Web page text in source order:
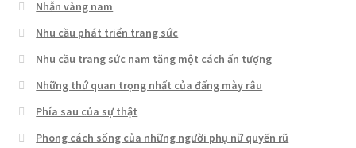
Nhẫn vàng nam
Nhu cầu phát triển trang sức
Nhu cầu trang sức nam tăng một cách ấn tượng
Những thứ quan trọng nhất của đấng mày râu
Phía sau của sự thật
Phong cách sống của những người phụ nữ quyến rũ